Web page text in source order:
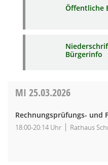
Öffentliche
Bürgerinfo
MI 25.03.2026
Rechnungsprüfungs- und
18:00-20:14 Uhr Rathaus